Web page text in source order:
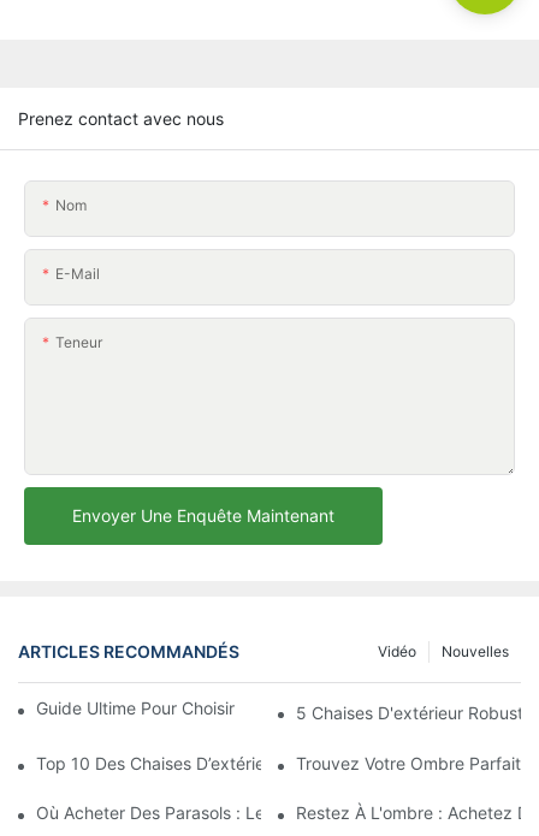
Prenez contact avec nous
Nom
E-Mail
Teneur
Envoyer Une Enquête Maintenant
ARTICLES RECOMMANDÉS Nouvelles
Vidéo
Guide Ultime Pour Choisir Le Parasol De Plage Parfait
5 Chaises D'extérieur
Top 10 Des Chaises D’extérieur Robustes Pour La Durabilité Et
Trouvez Votre Ombre Parfaite
Où Acheter Des Parasols : Les Meilleurs Magasins Pour Vos
Restez À L'ombre : Achetez